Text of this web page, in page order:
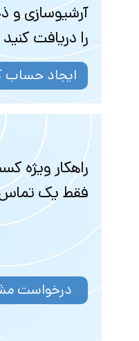
آرشیو‌سازی و
را دریافت کنید
ایجاد حساب
راهکار ویژه
فقط یک تماس
درخواست